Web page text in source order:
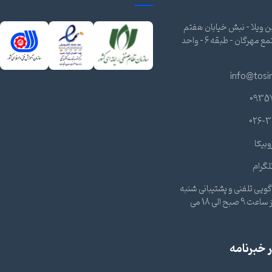
ویلا - نبش خیابان هفتم
شرقی - مجتمع مهرگان - طبقه 6 - واحد
026-
تلفنی و پشتیبانی شنبه
تا چهارشنبه از ساعت 9 صبح الی 18 می